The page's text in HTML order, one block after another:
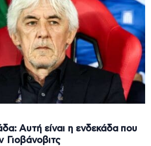
Αυτή είναι η ενδεκάδα που
Γιοβάνοβιτς